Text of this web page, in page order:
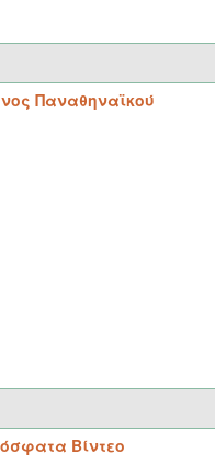
Παναθηναϊκού
Βίντεο